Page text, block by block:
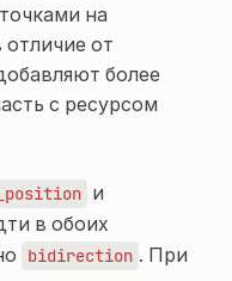
на
от
более
с ресурсом
и
в обоих
bidirection . При